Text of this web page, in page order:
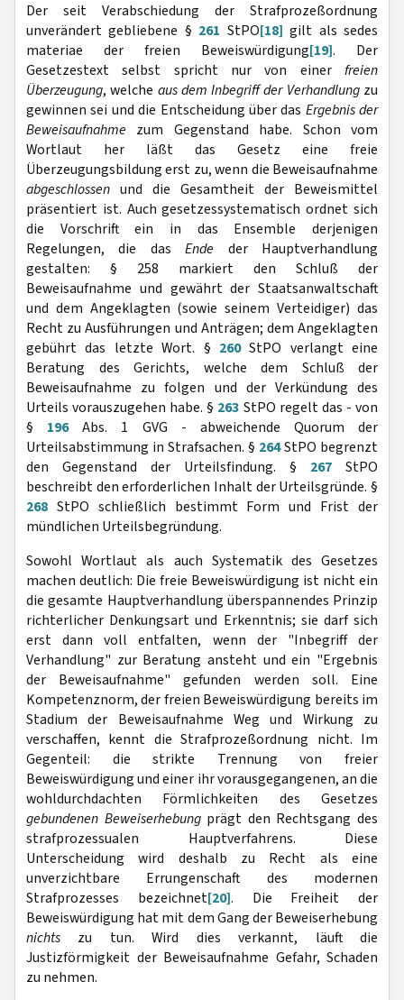
Der seit Verabschiedung der Strafprozeßordnung
unverändert gebliebene § 261 StPO[18] gilt als sedes
materiae der freien Beweiswürdigung[19]. Der
Gesetzestext selbst spricht nur von einer freien
Überzeugung, welche aus dem Inbegriff der Verhandlungzu
gewinnen sei und die Entscheidung über das Ergebnis der
Beweisaufnahme zum Gegenstand habe. Schon vom
Wortlaut her läßt das Gesetz eine freie
Überzeugungsbildung erst zu, wenn die Beweisaufnahme
abgeschlossen und die Gesamtheit der Beweismittel
präsentiert ist. Auch gesetzessystematisch ordnet sich
die Vorschrift ein in das Ensemble derjenigen
Regelungen, die dasEnde der Hauptverhandlung
gestalten: § 258 markiert den Schluß der
Beweisaufnahme und gewährt der Staatsanwaltschaft
und dem Angeklagten (sowie seinem Verteidiger) das
Recht zu Ausführungen und Anträgen; dem Angeklagten
gebührt das letzte Wort. § 260StPO verlangt eine
Beratung des Gerichts, welche dem Schluß der
Beweisaufnahme zu folgen und der Verkündung des
Urteils vorauszugehen habe. § 263 StPO regelt das - von
§ 196Abs. 1 GVG - abweichende Quorum der
Urteilsabstimmung in Strafsachen. § 264StPO begrenzt
den Gegenstand der Urteilsfindung. § 267 StPO
beschreibt den erforderlichen Inhalt der Urteilsgründe. §
268 StPO schließlich bestimmt Form und Frist der
mündlichen Urteilsbegründung.
Sowohl Wortlaut als auch Systematik des Gesetzes
machen deutlich: Die freie Beweiswürdigung ist nicht ein
die gesamte Hauptverhandlung überspannendes Prinzip
richterlicher Denkungsart und Erkenntnis; sie darf sich
erst dann voll entfalten, wenn der "Inbegriff der
Verhandlung" zur Beratung ansteht und ein "Ergebnis
der Beweisaufnahme" gefunden werden soll. Eine
Kompetenznorm, der freien Beweiswürdigung bereits im
Stadium der Beweisaufnahme Weg und Wirkung zu
verschaffen, kennt die Strafprozeßordnung nicht. Im
Gegenteil: die strikte Trennung von freier
Beweiswürdigung und einer ihr vorausgegangenen, an die
wohldurchdachten Förmlichkeiten des Gesetzes
gebundenen Beweiserhebung prägt den Rechtsgang des
strafprozessualen Hauptverfahrens. Diese
Unterscheidung wird deshalb zu Recht als eine
unverzichtbare Errungenschaft des modernen
Strafprozesses bezeichnet[20]. Die Freiheit der
Beweiswürdigung hat mit dem Gang der Beweiserhebung
nichts zu tun. Wird dies verkannt, läuft die
Justizförmigkeit der Beweisaufnahme Gefahr, Schaden
zu nehmen.